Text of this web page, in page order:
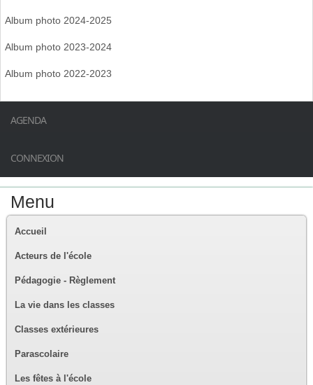
Album photo 2024-2025
Album photo 2023-2024
Album photo 2022-2023
AGENDA
CONNEXION
Menu
Accueil
Acteurs de l'école
Pédagogie - Règlement
La vie dans les classes
Classes extérieures
Parascolaire
Les fêtes à l'école